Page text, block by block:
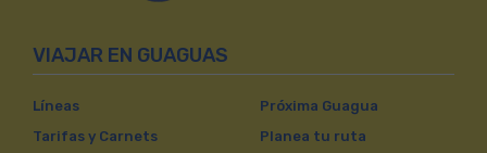
VIAJAR EN GUAGUAS
Líneas
Tarifas y Carnets
Próxima Guagua
Planea tu ruta